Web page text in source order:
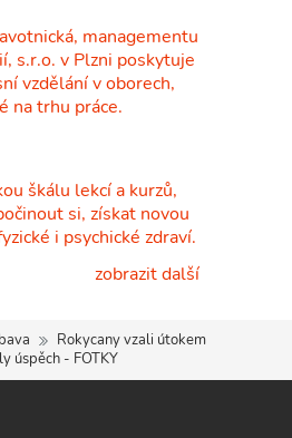
managementu
s.r.o. v Plzni poskytuje
vzdělání v oborech,
na trhu práce.
škálu lekcí a kurzů,
si, získat novou
i psychické zdraví.
zobrazit další
Rokycany vzali útokem
úspěch - FOTKY